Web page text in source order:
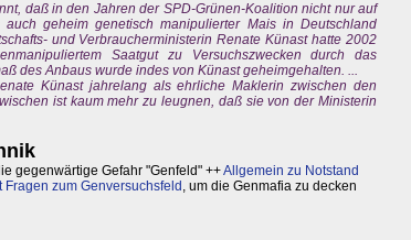
daß in den Jahren der SPD-Grünen-Koalition nicht nur auf
geheim genetisch manipulierter Mais in Deutschland
und Verbraucherministerin Renate Künast hatte 2002
Saatgut zu Versuchszwecken durch das
des Anbaus wurde indes von Künast geheimgehalten. ...
Künast jahrelang als ehrliche Maklerin zwischen den
ist kaum mehr zu leugnen, daß sie von der Ministerin
gegenwärtige Gefahr "Genfeld" ++Allgemein zu Notstand
zum Genversuchsfeld , um die Genmafia zu decken